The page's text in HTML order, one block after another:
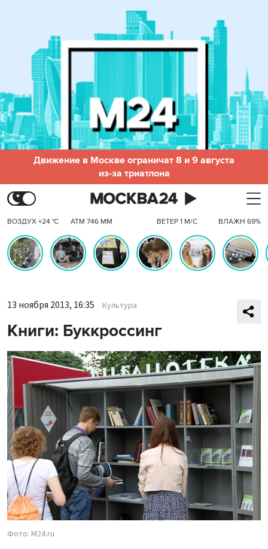
Движение в Москве ограничат 8 и 9 августа
из-за триатлона
ВОЗДУХ +24 °C АТМ 746 ММ ВЕТЕР 1 М/С ВЛАЖН 69%
13 ноября 2013, 16:35 Культура
Книги: Буккроссинг
Фото: M24.ru